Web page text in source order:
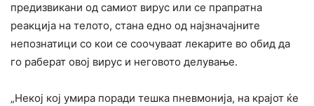
предизвикани од самиот вирус или се прапратна
реакција на телото, стана едно од најзначајните
непознатици со кои се соочуваат лекарите во обид да
го раберат овој вирус и неговото делување.
„Некој кој умира поради тешка пневмонија, на крајот ќе